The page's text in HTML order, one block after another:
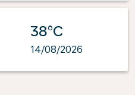
38°C
14/08/2026